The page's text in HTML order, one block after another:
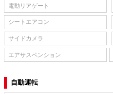
電動リアゲート
シートエアコン
サイドカメラ
エアサスペンション
自動運転